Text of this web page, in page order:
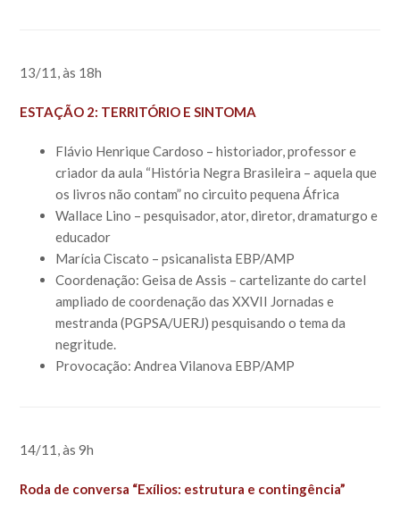
13/11, às 18h
ESTAÇÃO 2: TERRITÓRIO E SINTOMA
Flávio Henrique Cardoso – historiador, professor e
criador da aula “História Negra Brasileira – aquela que
os livros não contam” no circuito pequena África
Wallace Lino – pesquisador, ator, diretor, dramaturgo e
educador
Marícia Ciscato – psicanalista EBP/AMP
Coordenação: Geisa de Assis – cartelizante do cartel
ampliado de coordenação das XXVII Jornadas e
mestranda (PGPSA/UERJ) pesquisando o tema da
negritude.
Provocação: Andrea Vilanova EBP/AMP
14/11, às 9h
Roda de conversa “Exílios: estrutura e contingência”